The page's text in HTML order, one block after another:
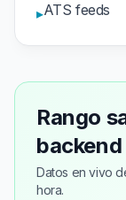
▸ATS feeds
Rango
backend
Datos en vivo
hora.